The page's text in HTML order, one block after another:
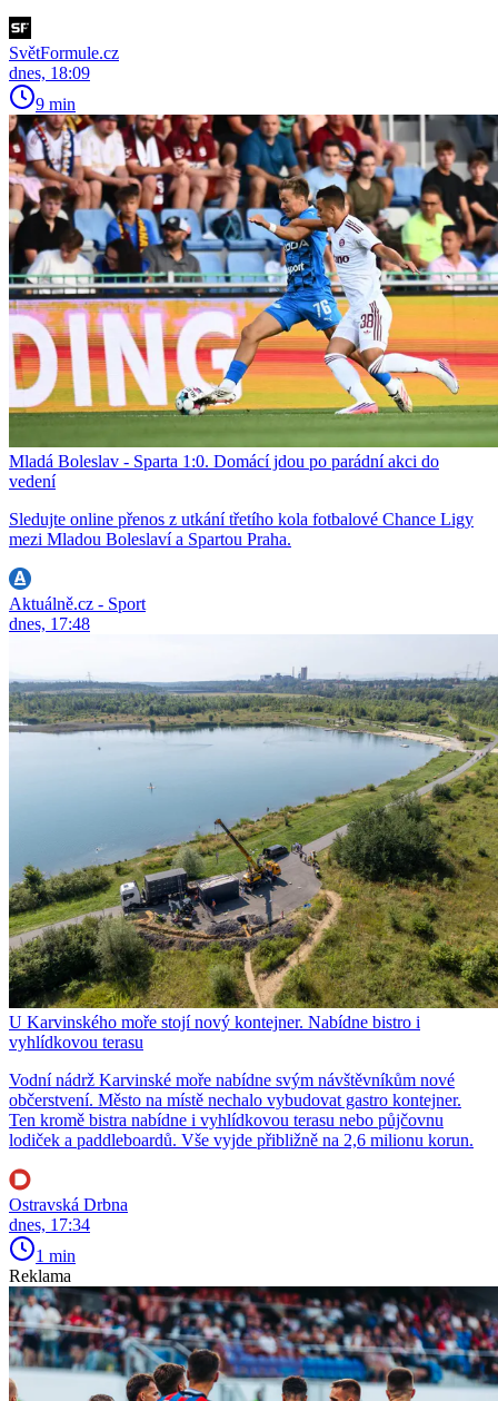
SvětFormule.cz
dnes, 18:09
9 min
Mladá Boleslav - Sparta 1:0. Domácí jdou po parádní akci do
vedení
Sledujte online přenos z utkání třetího kola fotbalové Chance Ligy
mezi Mladou Boleslaví a Spartou Praha.
Aktuálně.cz - Sport
dnes, 17:48
U Karvinského moře stojí nový kontejner. Nabídne bistro i
vyhlídkovou terasu
Vodní nádrž Karvinské moře nabídne svým návštěvníkům nové
občerstvení. Město na místě nechalo vybudovat gastro kontejner.
Ten kromě bistra nabídne i vyhlídkovou terasu nebo půjčovnu
lodiček a paddleboardů. Vše vyjde přibližně na 2,6 milionu korun.
Ostravská Drbna
dnes, 17:34
1 min
Reklama